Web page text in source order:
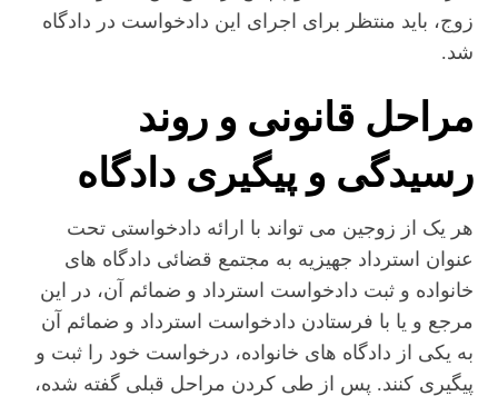
زوج، باید منتظر برای اجرای این دادخواست در دادگاه
شد.
مراحل قانونی و روند
رسیدگی و پیگیری دادگاه
هر یک از زوجین می تواند با ارائه دادخواستی تحت
عنوان استرداد جهیزیه به مجتمع قضائی دادگاه های
خانواده و ثبت دادخواست استرداد و ضمائم آن، در این
مرجع و یا با فرستادن دادخواست استرداد و ضمائم آن
به یکی از دادگاه های خانواده، درخواست خود را ثبت و
پیگیری کنند. پس از طی کردن مراحل قبلی گفته شده،